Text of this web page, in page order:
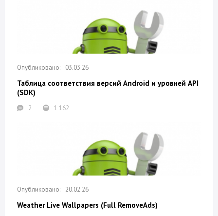
03.03.26
Таблица соответствия версий Android и уровней API
(SDK)
2 1 162
20.02.26
Weather Live Wallpapers (Full RemoveAds)